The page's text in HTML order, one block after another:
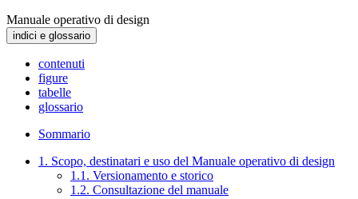
Manuale operativo di design
indici e glossario
contenuti
figure
tabelle
glossario
Sommario
1. Scopo, destinatari e uso del Manuale operativo di design
1.1. Versionamento e storico
1.2. Consultazione del manuale